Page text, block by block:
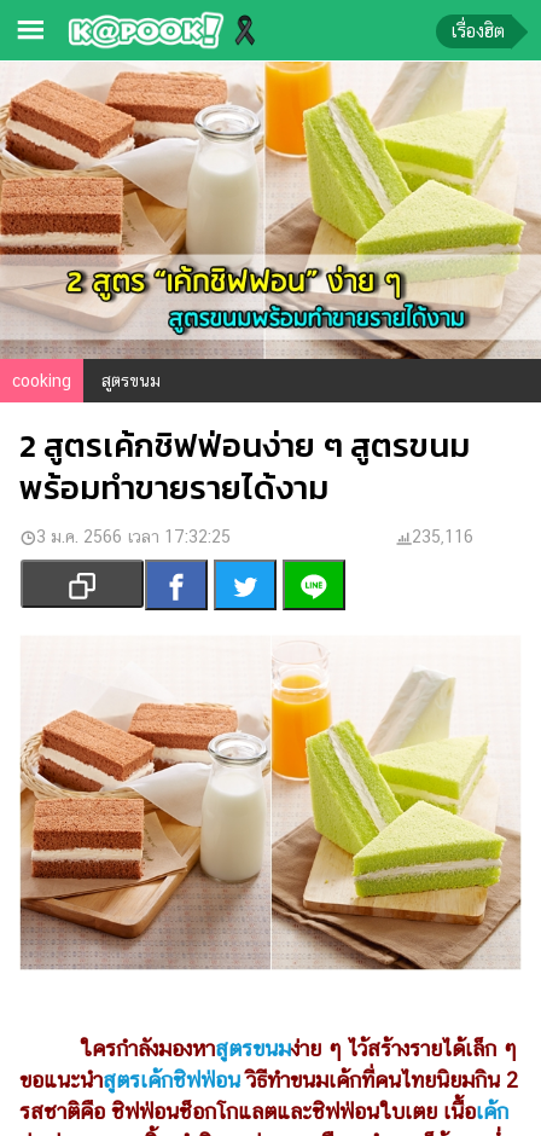
ข่าว-
ความ
รู้
ข่าว
ข่าว
บันเทิง
ตรวจ
หวย
บอล
สด
เงิน
การ
รูปภาพ
ดู
หนัง
Music
Station
ละคร
บันเทิง
ไตล์
เรื่องฮิต
cooking สูตรขนม
2 สูตรเค้กชิฟฟ่อนง่าย ๆ สูตรขนม
พร้อมทำขายรายได้งาม
3 ม.ค. 2566 เวลา 17:32:25 235,116
ใครกำลังมองหาสูตรขนมง่าย ๆ ไว้สร้างรายได้เล็ก ๆ
ขอแนะนำสูตรเค้กชิฟฟ่อนวิธีทำขนมเค้กที่คนไทยนิยมกิน 2
รสชาติคือ ชิฟฟ่อนช็อกโกแลตและชิฟฟ่อนใบเตย เนื้อเค้ก